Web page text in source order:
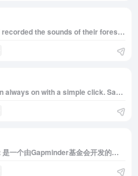
<p>People around the world recorded the sounds of their forests, so you can escape into nature, while in lockdown or unable to travel. Use this site to chill, meditate or do some digital shinrin-yoku.</p><p>世界各地的人们录制了他们森林的声音，让您在封锁期间或无法旅行时也能逃离到自然中。利用这个网站来放松、冥想或进行数字森林浴。</p><p>Tree.fm 是一个创新的在线平台，通过提供全球各地森林和自然环境的声音，让用户体验大自然的宁静和美丽。该平台不仅丰富了用户的听觉体验，还提升了对环境保护的关注，是一个值得探索的有价值的资源。</p><img decoding="async" data-src="//www.40000.net/wp-content/uploads/2024/12/20241215075909-675e8c4d130b3.png" src="https://www.40000.net/wp-content/themes/onenav/images/t.png" alt="Tree.fm">
<p>Keep your device screen always on with a simple click. Say goodbye to interruptions caused by screen timeouts. Keep Screen On offers an easy solution to keep your device alert, ensuring uninterrupted usage while reading, watching, or multitasking. Experience a hassle-free browsing experience with our convenient tool. Keep your screen on and your device engaged with Keep Screen On &#8211; the perfect companion for extended screen time.</p><p>将您的设备屏幕保持常亮，只需简单点击即可。告别屏幕超时造成的中断。Keep Screen On 提供了一种简单的解决方案，让您的设备始终保持警觉，确保在阅读、观看或多任务操作时不会中断。通过我们的便捷工具，体验无忧的浏览体验。使用 Keep Screen On，让您的屏幕保持开启，让设备始终保持活跃——这是延长屏幕使用时间的完美伴侣。</p><img decoding="async" data-src="//www.40000.net/wp-content/uploads/2024/12/20241215075912-675e8c5071065.png" src="https://www.40000.net/wp-content/themes/onenav/images/t.png" alt="Keep Screen On">
<p>Gapminder Dollar Street 是一个由Gapminder基金会开发的在线平台，旨在通过直观的数据可视化展示不同收入水平家庭的生活条件。它也是一个数据可视化工具，通过展示来自全球不同收入水平家庭的日常生活图片，帮助用户更好地理解全球贫富差距和生活条件的差异。该平台的目的是使复杂的社会经济数据变得更易于理解，并促使人们对全球发展和贫困问题有更深入的认识。</p><p>收入分层：Dollar Street 将家庭按照收入水平进行分层，从低收入到高收入，展示每个收入层级家庭的居住环境、生活条件和常用物品。<br>可视化展示：通过高质量的图片和直观的布局，用户可以看到不同收入水平家庭的居住条件和生活方式。</p><p>展示来自全球各个国家和地区的家庭，包括发达国家和发展中国家的家庭，提供了全面的全球视角，以及不同文化和地区的生活方式和居住条件，帮助用户了解全球各地的生活差异。</p><img decoding="async" data-src="//www.40000.net/wp-content/uploads/2024/12/20241215075917-675e8c5558cd1.png" src="https://www.40000.net/wp-content/themes/onenav/images/t.png" alt="美元街"><p>Dollar Street 美元街<br>In the news people in other cultures seem stranger than they are. We visited 264 families in 50 countries and collected 30,000 photos. We sorted the homes by income, from left to right.<br>在新闻中，其他文化背景的人似乎比他们本身更奇怪。我们走访了 50 个国家的 264 个家庭，收集了 30,000 张照片。我们按照收入从左到右对房屋进行排序。</p><p>See how people really live<br>看看人们的真实生活是怎样的</p>